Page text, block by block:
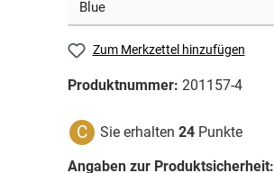
Zum Merkzettel hinzufügen
Produktnummer: 201157-4
C Sie erhalten 24 Punkte
Angaben zur Produktsicherheit: